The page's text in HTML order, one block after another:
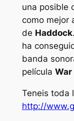
una posible
como mejor
de Haddock
ha
banda
película War
Teneis toda
http://